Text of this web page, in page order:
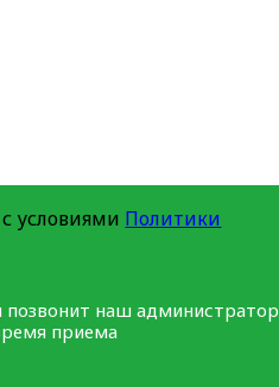
условиями Политики
позвонит наш администратор
приема